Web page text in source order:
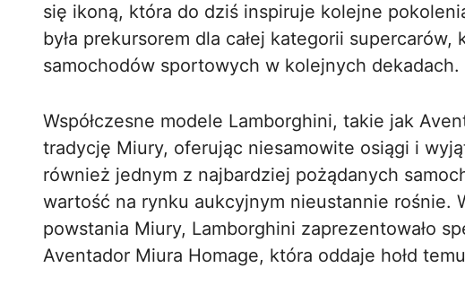
się ikoną, która do dziś inspiruje kolejne
była prekursorem dla całej kategorii supercarów,
samochodów sportowych w kolejnych dekadach.
Współczesne modele Lamborghini, takie jak
tradycję Miury, oferując niesamowite osiągi i
również jednym z najbardziej pożądanych
wartość na rynku aukcyjnym nieustannie rośnie.
powstania Miury, Lamborghini zaprezentowało
Aventador Miura Homage, która oddaje hołd